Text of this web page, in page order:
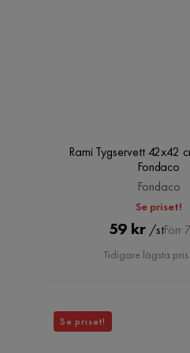
Rami Tygservett 42x42
Fondaco
Fondaco
Se priset!
Pris
59 kr /st
Pris
Förr
Tidigare lägsta
Se priset!